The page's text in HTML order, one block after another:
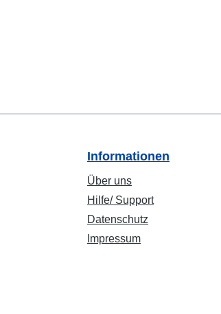
Informationen
Über uns
Hilfe/ Support
Datenschutz
Impressum